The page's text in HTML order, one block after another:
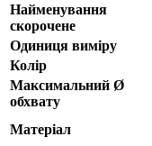
Найменування
скорочене
Одиниця виміру
Колір
Максимальний Ø
обхвату
Матеріал